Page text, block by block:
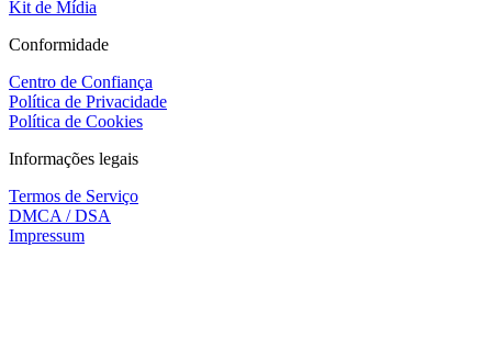
Kit de Mídia
Conformidade
Centro de Confiança
Política de Privacidade
Política de Cookies
Informações legais
Termos de Serviço
DMCA / DSA
Impressum